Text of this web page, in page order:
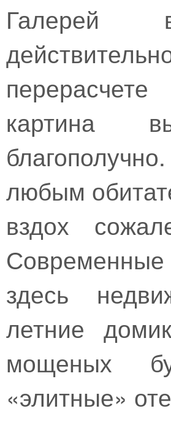
Галерей
картина
любым
вздох
здесь
летние
мощеных
«элитные»